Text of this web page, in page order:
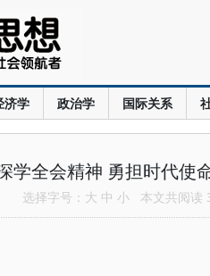
济学 政治学 国际关系
学全会精神 勇担时代
选择字号： 大 中 小 本文共阅读